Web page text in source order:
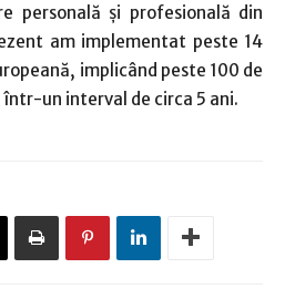
personală și profesională din
am implementat peste 14
implicând peste 100 de
un interval de circa 5 ani.